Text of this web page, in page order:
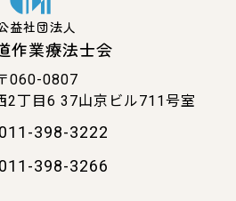
益社団法人
作業療法士会
060-0807
2丁目6 37山京ビル711号室
011-398-3222
011-398-3266